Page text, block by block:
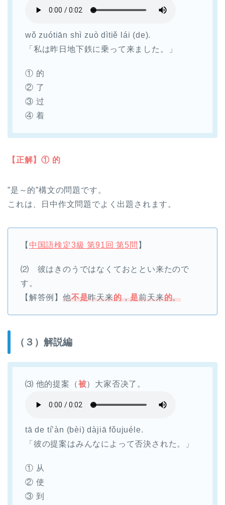
wǒ zuótiān shì zuò dìtiě lái (de).
「私は昨日地下鉄に乗って来ました。」
① 的
② 了
③ 过
④ 着
【正解】① 的
”是～的”構文の問題です。
これは、日中作文問題でよく出題されます。
【 中国語検定3級 第91回 第5問 】
⑵ 彼はきのうではなくておととい来たので
す。
【解答例】 他不是昨天来的，是前天来的。
（３）解説編
⑶ 他的提案（被）大家否决了。
tā de tí’àn (bèi) dàjiā fǒujuéle.
「彼の提案はみんなによって否決された。」
① 从
② 使
③ 到